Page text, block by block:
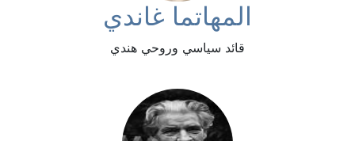
المهاتما غاندي
قائد سياسي وروحي هندي